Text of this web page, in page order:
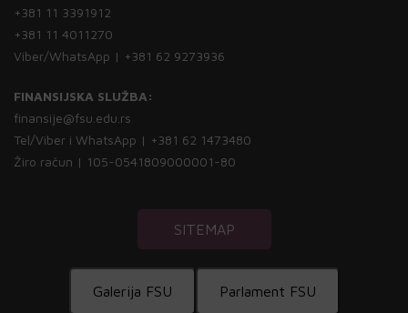
+381 11 3391912
+381 11 4011270
Viber/WhatsApp | +381 62 9273936
FINANSIJSKA SLUŽBA:
finansije@fsu.edu.rs
Tel/Viber i WhatsApp | +381 62 1473480
Žiro račun | 105-0541809000001-80
SITEMAP
Galerija FSU Parlament FSU